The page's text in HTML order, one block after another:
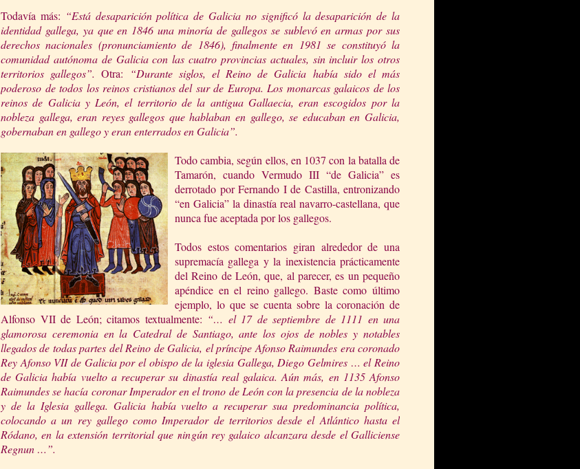
Todavía más: “Está desaparición política de Galicia no significó la desaparición de la
identidad gallega, ya que en 1846 una minoría de gallegos se sublevó en armas por sus
derechos nacionales (pronunciamiento de 1846), finalmente en 1981 se constituyó la
comunidad autónoma de Galicia con las cuatro provincias actuales, sin incluir los otros
territorios gallegos”.Otra: “Durante siglos, el Reino de Galicia había sido el más
poderoso de todos los reinos cristianos del sur de Europa. Los monarcas galaicos de los
reinos de Galicia y León, el territorio de la antigua Gallaecia, eran escogidos por la
nobleza gallega, eran reyes gallegos que hablaban en gallego, se educaban en Galicia,
gobernaban en gallegoy eran enterrados en Galicia”.
Todo cambia, según ellos, en 1037 con la batalla de
Tamarón, cuando Vermudo III “de Galicia” es
derrotado por Fernando I de Castilla, entronizando
“en Galicia” la dinastía real navarro-castellana, que
nunca fue aceptada por los gallegos.
Todos estos comentarios giran alrededor de una
supremacía gallega y la inexistencia prácticamente
del Reino de León, que, al parecer, es un pequeño
apéndice en el reino gallego. Baste como último
ejemplo, lo que se cuenta sobre la coronación de
Alfonso VII de León; citamos textualmente: “… el 17 de septiembre de 1111 en una
glamorosa ceremonia enla Catedralde Santiago, ante los ojos de nobles y notables
llegados de todas partes del Reino de Galicia, el príncipe Afonso Raimundes era coronado
Rey Afonso VII de Galicia por el obispo de la iglesia Gallega, Diego Gelmires … el Reino
de Galicia había vuelto a recuperar su dinastía real galaica. Aún más, en 1135 Afonso
Raimundes sehacía coronar Imperador en el trono de León con la presencia de la nobleza
y de la Iglesiagallega. Galicia había vuelto a recuperar sua predominancia política,
colocando a un rey gallego como Imperador de territorios desde el Atlántico hasta el
Ródano, en la extensión territorial que ningún rey galaico alcanzara desde el Galliciense
Regnun …”.